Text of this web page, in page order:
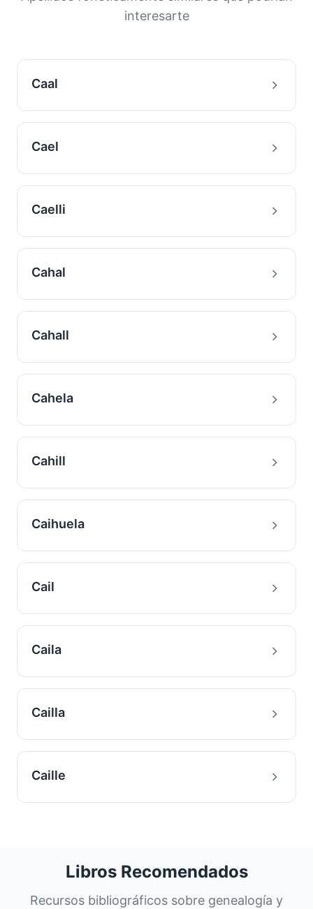
interesarte
Caal
Cael
Caelli
Cahal
Cahall
Cahela
Cahill
Caihuela
Cail
Caila
Cailla
Caille
Libros Recomendados
Recursos bibliográficos sobre genealogía y